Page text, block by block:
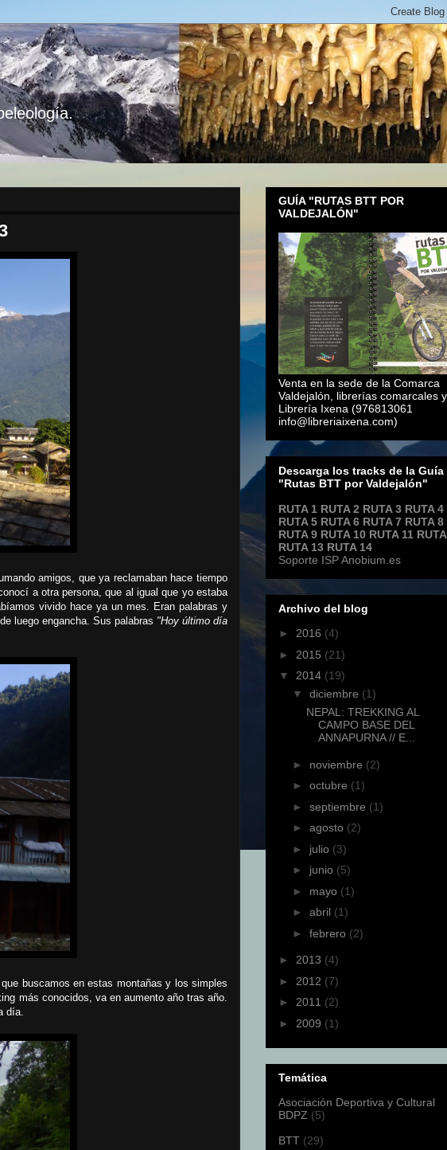
amigos, que ya reclamaban hace tiempo
a otra persona, que al igual que yo estaba
vivido hace ya un mes. Eran palabras y
luego engancha. Sus palabras "Hoy último día
buscamos en estas montañas y los simples
más conocidos, va en aumento año tras año.
día.
GUÍA "RUTAS BTT POR
VALDEJALÓN"
Venta en la sede de la Comarca
Valdejalón, librerías comarcales y
Librería Ixena (976813061
info@libreriaixena.com)
Descarga los tracks de la Guía
"Rutas BTT por Valdejalón"
RUTA 1 RUTA 2 RUTA 3 RUTA 4
RUTA 5 RUTA 6 RUTA 7 RUTA 8
RUTA 9 RUTA 10 RUTA 11
RUTA 13 RUTA 14
Soporte ISP Anobium.es
Archivo del blog
► 2016 (4)
► 2015 (21)
▼ 2014 (19)
▼ diciembre (1)
NEPAL: TREKKING AL
CAMPO BASE DEL
ANNAPURNA // E...
► noviembre (2)
► octubre (1)
► septiembre (1)
► agosto (2)
► julio (3)
► junio (5)
► mayo (1)
► abril (1)
► febrero (2)
► 2013 (4)
► 2012 (7)
► 2011 (2)
► 2009 (1)
Temática
Asociación Deportiva y Cultural
BDPZ (5)
BTT (29)